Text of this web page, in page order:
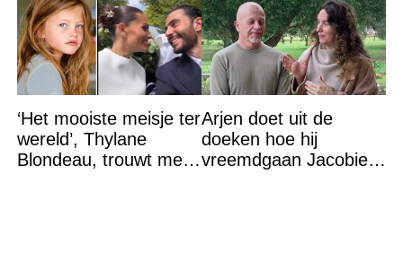
‘Het mooiste meisje ter
wereld’, Thylane
Blondeau, trouwt met
Arjen doet uit de
doeken hoe hij
vreemdgaan Jacobien